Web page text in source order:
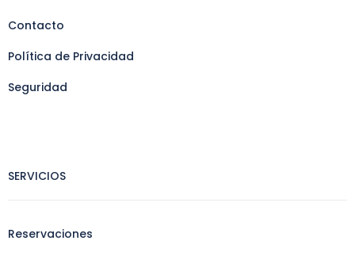
Contacto
Política de Privacidad
Seguridad
SERVICIOS
Reservaciones